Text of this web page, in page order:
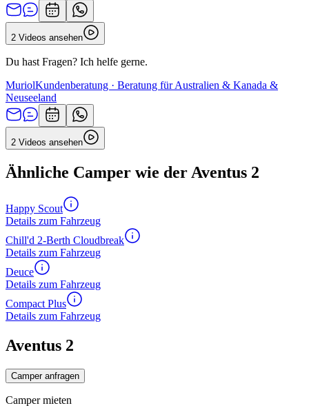
2 Videos ansehen
Du hast Fragen? Ich helfe gerne.
MuriolKundenberatung · Beratung für Australien & Kanada &
Neuseeland
2 Videos ansehen
Ähnliche Camper wie der Aventus 2
Happy Scout
Details zum Fahrzeug
Chill'd 2-Berth Cloudbreak
Details zum Fahrzeug
Deuce
Details zum Fahrzeug
Compact Plus
Details zum Fahrzeug
Aventus 2
Camper anfragen
Camper mieten